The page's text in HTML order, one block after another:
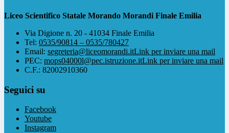
Liceo Scientifico Statale Morando Morandi Finale Emilia
Via Digione n. 20 - 41034 Finale Emilia
Tel: 0535/90814 – 0535/780427
Email: segreteria@liceomorandi.itLink per inviare una mail
PEC: mops04000l@pec.istruzione.itLink per inviare una mail
C.F.: 82002910360
Seguici su
Facebook
Youtube
Instagram